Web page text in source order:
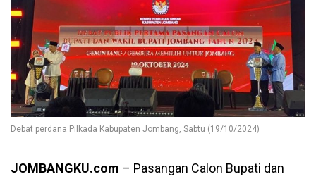
Debat perdana Pilkada Kabupaten Jombang, Sabtu (19/10/2024)
JOMBANGKU.com – Pasangan Calon Bupati dan